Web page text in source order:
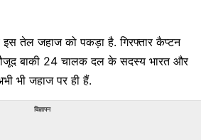
इस तेल जहाज को पकड़ा है. गिरफ्तार कैप्टन
बाकी 24 चालक दल के सदस्य भारत और
भी जहाज पर ही हैं.
विज्ञापन